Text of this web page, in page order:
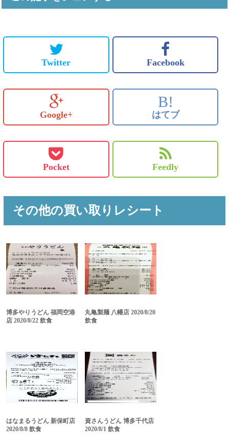
Twitter Facebook
Google+
B!
はてブ
Pocket Feedly
その他の買い取りレシート
博多やりうどん 福岡空港
店 2020/8/22 飲食
丸亀製麺 八幡店 2020/8/20
飲食
はなまるうどん 新保町店
2020/8/8 飲食
資さんうどん 博多千代店
2020/8/1 飲食